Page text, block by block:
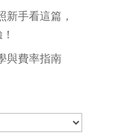
新手看這篇，
與費率指南